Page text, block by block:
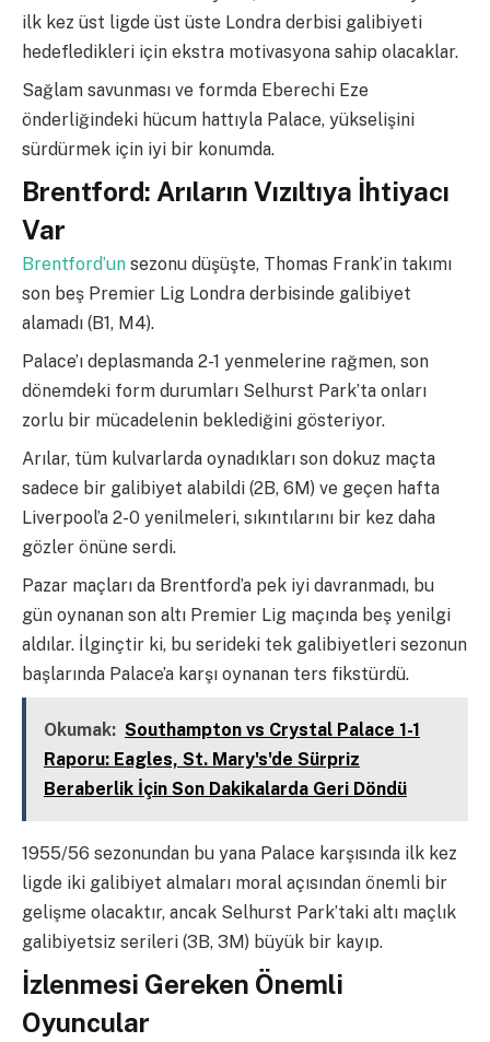
ilk kez üst ligde üst üste Londra derbisi galibiyeti
hedefledikleri için ekstra motivasyona sahip olacaklar.
Sağlam savunması ve formda Eberechi Eze
önderliğindeki hücum hattıyla Palace, yükselişini
sürdürmek için iyi bir konumda.
Brentford: Arıların Vızıltıya İhtiyacı
Var
Brentford’un sezonu düşüşte, Thomas Frank’in takımı
son beş Premier Lig Londra derbisinde galibiyet
alamadı (B1, M4).
Palace’ı deplasmanda 2-1 yenmelerine rağmen, son
dönemdeki form durumları Selhurst Park’ta onları
zorlu bir mücadelenin beklediğini gösteriyor.
Arılar, tüm kulvarlarda oynadıkları son dokuz maçta
sadece bir galibiyet alabildi (2B, 6M) ve geçen hafta
Liverpool’a 2-0 yenilmeleri, sıkıntılarını bir kez daha
gözler önüne serdi.
Pazar maçları da Brentford’a pek iyi davranmadı, bu
gün oynanan son altı Premier Lig maçında beş yenilgi
aldılar. İlginçtir ki, bu serideki tek galibiyetleri sezonun
başlarında Palace’a karşı oynanan ters fikstürdü.
Okumak: Southampton vs Crystal Palace 1-1
Raporu: Eagles, St. Mary's'de Sürpriz
Beraberlik İçin Son Dakikalarda Geri Döndü
1955/56 sezonundan bu yana Palace karşısında ilk kez
ligde iki galibiyet almaları moral açısından önemli bir
gelişme olacaktır, ancak Selhurst Park’taki altı maçlık
galibiyetsiz serileri (3B, 3M) büyük bir kayıp.
İzlenmesi Gereken Önemli
Oyuncular